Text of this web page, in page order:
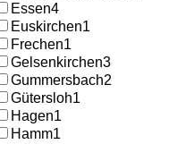
Essen4
Euskirchen1
Frechen1
Gelsenkirchen3
Gummersbach2
Gütersloh1
Hagen1
Hamm1